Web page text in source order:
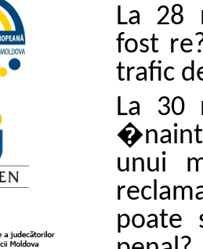
La 28
fost
trafic
La 30
unui
poate